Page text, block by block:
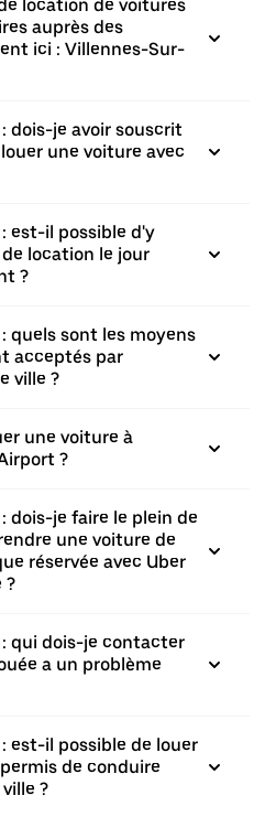
location de voitures
auprès des
ici : Villennes-Sur-
dois-je avoir souscrit
une voiture avec
est-il possible d'y
location le jour
?
quels sont les moyens
acceptés par
ville ?
une voiture à
?
dois-je faire le plein de
une voiture de
réservée avec Uber
?
qui dois-je contacter
a un problème
est-il possible de louer
de conduire
?